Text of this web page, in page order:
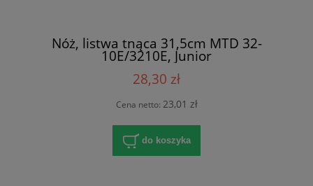
Nóż, listwa tnąca 31,5cm MTD 32-
10E/3210E, Junior
28,30 zł
Cena netto: 23,01 zł
do koszyka